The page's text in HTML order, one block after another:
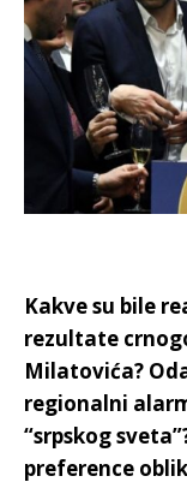
Kakve su bile
rezultate
Milatovića?
regionalni
“srpskog
preference